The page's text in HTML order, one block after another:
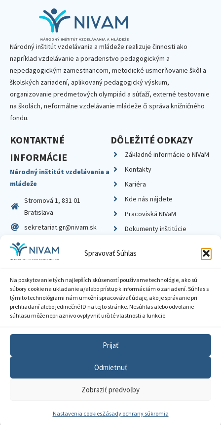
Spravovať Súhlas
Na poskytovanie tých najlepších skúseností používame technológie, ako sú
súbory cookie na ukladanie a/alebo prístup k informáciám o zariadení. Súhlas s
týmito technológiami nám umožní spracovávať údaje, ako je správanie pri
prehliadaní alebo jedinečné ID na tejto stránke. Nesúhlas alebo odvolanie
súhlasu môže nepriaznivo ovplyvniť určité vlastnosti a funkcie.
Prijať
Odmietnuť
Zobraziť predvoľby
Nastavenia cookiesZásady ochrany súkromia
Národný inštitút vzdelávania a mládeže realizuje činnosti ako
napríklad vzdelávanie a poradenstvo pedagogickým a
nepedagogickým zamestnancom, metodické usmerňovanie škôl a
školských zariadení, aplikovaný pedagogický výskum,
organizovanie predmetových olympiád a súťaží, externé testovanie
na školách, neformálne vzdelávanie mládeže či správa knižničného
fondu.
KONTAKTNÉ
INFORMÁCIE
Národný inštitút vzdelávania a
mládeže
Stromová 1, 831 01
Bratislava
sekretariat.gr@nivam.sk
IČO: 00164348
DIČ: 2020798714
DÔLEŽITÉ ODKAZY
Základné informácie o NIVaM
Kontakty
Kariéra
Kde nás nájdete
Pracoviská NIVaM
Dokumenty inštitúcie
© 2026 Národný inštitút vzdelávania a mládeže
Zásady ochrany súkromia
Sprístupnenie informácií
Nastavenia cookies
GDPR